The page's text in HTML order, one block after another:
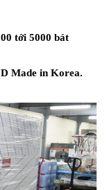
tới 5000 bát
Made in Korea.